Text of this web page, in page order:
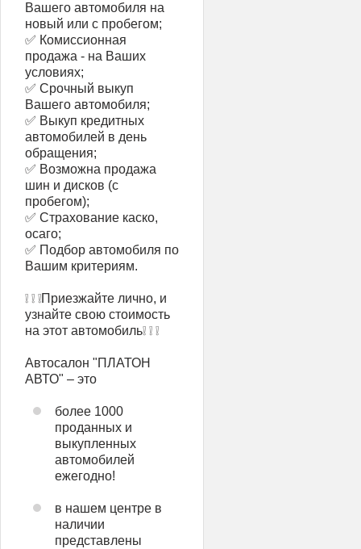
Вашего автомобиля на
новый или с пробегом;
✅ Комиссионная
продажа - на Ваших
условиях;
✅ Срочный выкуп
Вашего автомобиля;
✅ Выкуп кредитных
автомобилей в день
обращения;
✅ Возможна продажа
шин и дисков (с
пробегом);
✅ Страхование каско,
осаго;
✅ Подбор автомобиля по
Вашим критериям.
❕ ❕ ❕Приезжайте лично, и
узнайте свою стоимость
на этот автомобиль❕ ❕ ❕
Автосалон "ПЛАТОН
АВТО" – это
более 1000
проданных и
выкупленных
автомобилей
ежегодно!
в нашем центре в
наличии
представлены